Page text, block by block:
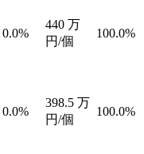
0.0%
440 万
円/個
100.0%
0.0%
398.5 万
円/個
100.0%